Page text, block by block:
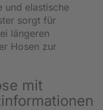
und elastische
sorgt für
längeren
Hosen zur
mit